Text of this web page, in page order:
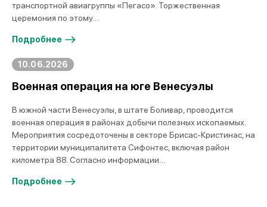
транспортной авиагруппы «Пегасо». Торжественная
церемония по этому…
Подробнее
10.06.2026
Военная операция на юге Венесуэлы
В южной части Венесуэлы, в штате Боливар, проводится
военная операция в районах добычи полезных ископаемых.
Мероприятия сосредоточены в секторе Брисас-Кристинас, на
территории муниципалитета Сифонтес, включая район
километра 88. Согласно информации…
Подробнее